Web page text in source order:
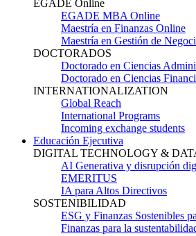
EGADE Online
EGADE MBA Online
Maestría en Finanzas Online
Maestría en Gestión de
DOCTORADOS
Doctorado en Ciencias
Doctorado en Ciencias
INTERNATIONALIZATION
Global Reach
International Programs
Incoming exchange students
Educación Ejecutiva
DIGITAL TECHNOLOGY &
AI Generativa y disrupción
EMERITUS
IA para Altos Directivos
SOSTENIBILIDAD
ESG y Finanzas Sostenibles
Finanzas para la